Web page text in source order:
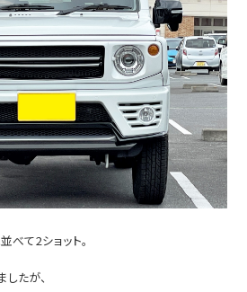
て2ショット。
たが、